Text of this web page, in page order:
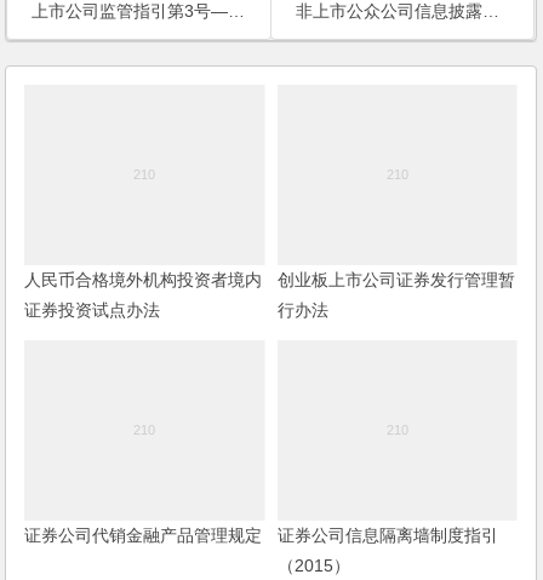
上市公司监管指引第3号——上市公司现金分红
非上市公众公司信息披露内容与格式准则第2号----公开转让股票申请文件
人民币合格境外机构投资者境内
证券投资试点办法
创业板上市公司证券发行管理暂
行办法
证券公司代销金融产品管理规定
证券公司信息隔离墙制度指引
（2015）